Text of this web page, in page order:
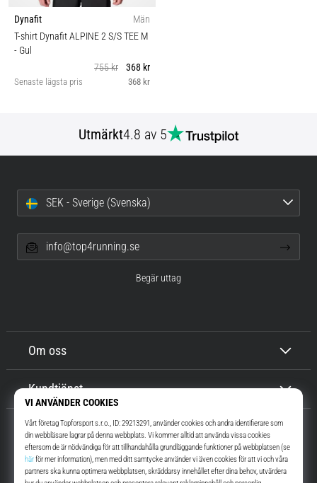
Dynafit
Män
T-shirt Dynafit ALPINE 2 S/S TEE M
- Gul
755 kr
368 kr
Senaste lägsta pris 368 kr
Utmärkt4.8 av 5
Om oss
Kundtjänst
SEK - Sverige (Svenska)
info@top4running.se
Begär uttag